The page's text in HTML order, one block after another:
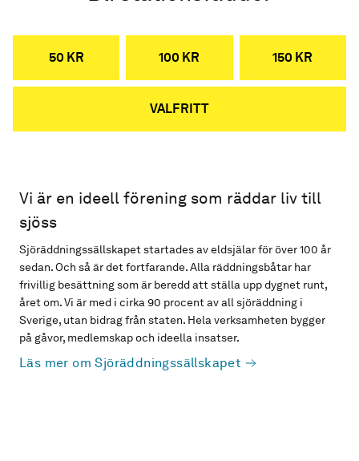
50 KR 100 KR 150 KR
VALFRITT
Vi är en ideell förening som räddar liv till
sjöss
Sjöräddningssällskapet startades av eldsjälar för över 100 år
sedan. Och så är det fortfarande. Alla räddningsbåtar har
frivillig besättning som är beredd att ställa upp dygnet runt,
året om. Vi är med i cirka 90 procent av all sjöräddning i
Sverige, utan bidrag från staten. Hela verksamheten bygger
på gåvor, medlemskap och ideella insatser.
Läs mer om Sjöräddningssällskapet